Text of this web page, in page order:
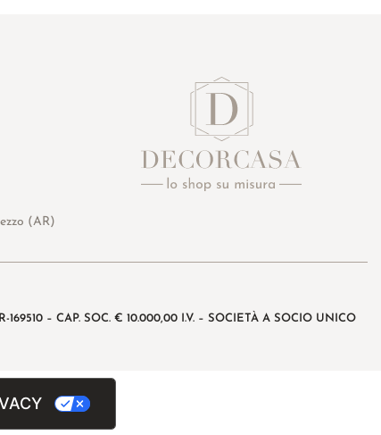
(AR)
169510 – CAP. SOC. € 10.000,00 I.V. – SOCIETÀ A SOCIO UNICO